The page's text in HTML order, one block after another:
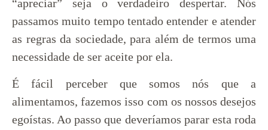
“apreciar” seja o verdadeiro despertar. Nós
passamos muito tempo tentado entender e atender
as regras da sociedade, para além de termos uma
necessidade de ser aceite por ela.
É fácil perceber que somos nós que a
alimentamos, fazemos isso com os nossos desejos
egoístas. Ao passo que deveríamos parar esta roda